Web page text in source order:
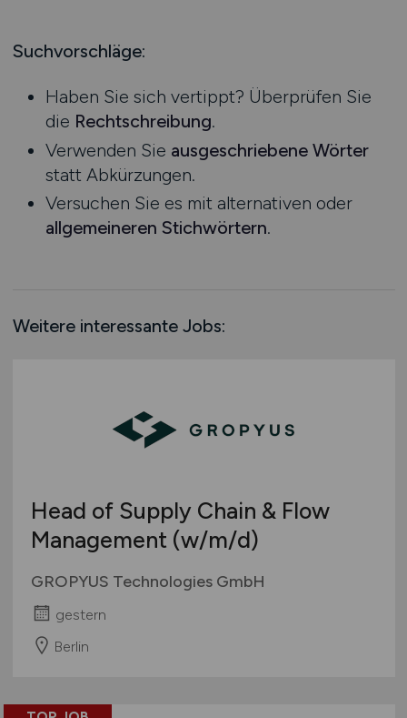
Schienen- / Straßen- / Luft- / Seefracht
Supply Chain Management
Vertrieb / Verkauf / Handel
Zoll / Behörden
Sonstige
Mecklenburg-Vorpommern
Nordrhein-Westfalen
Rheinland-Pfalz
Saarland
Sachsen
Sachsen-Anhalt
Schleswig-Holstein
Schweiz
Suchvorschläge:
Haben Sie sich vertippt? Überprüfen Sie
die Rechtschreibung.
Verwenden Sie ausgeschriebene Wörter
statt Abkürzungen.
Versuchen Sie es mit alternativen oder
allgemeineren Stichwörtern.
Weitere interessante Jobs:
Head of Supply Chain & Flow
Management (w/m/d)
GROPYUS Technologies GmbH
gestern
Berlin